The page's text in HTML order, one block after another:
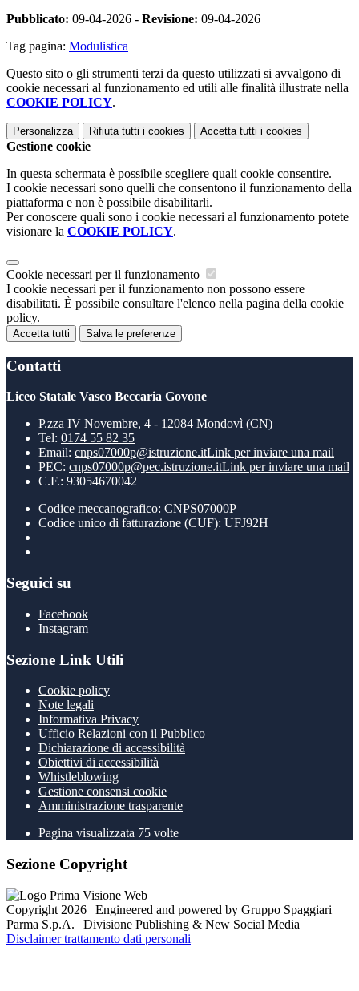
Pubblicato: 09-04-2026 - Revisione: 09-04-2026
Tag pagina: Modulistica
Questo sito o gli strumenti terzi da questo utilizzati si avvalgono di
cookie necessari al funzionamento ed utili alle finalità illustrate nella
COOKIE POLICY.
Personalizza Rifiuta tutti i cookies Accetta tutti i cookies
Gestione cookie
In questa schermata è possibile scegliere quali cookie consentire.
I cookie necessari sono quelli che consentono il funzionamento della
piattaforma e non è possibile disabilitarli.
Per conoscere quali sono i cookie necessari al funzionamento potete
visionare la COOKIE POLICY.
Cookie necessari per il funzionamento
I cookie necessari per il funzionamento non possono essere
disabilitati. È possibile consultare l'elenco nella pagina della cookie
policy.
Accetta tutti Salva le preferenze
Contatti
Liceo Statale Vasco Beccaria Govone
P.zza IV Novembre, 4 - 12084 Mondovì (CN)
Tel: 0174 55 82 35
Email: cnps07000p@istruzione.itLink per inviare una mail
PEC: cnps07000p@pec.istruzione.itLink per inviare una mail
C.F.: 93054670042
Codice meccanografico: CNPS07000P
Codice unico di fatturazione (CUF): UFJ92H
Seguici su
Facebook
Instagram
Sezione Link Utili
Cookie policy
Note legali
Informativa Privacy
Ufficio Relazioni con il Pubblico
Dichiarazione di accessibilità
Obiettivi di accessibilità
Whistleblowing
Gestione consensi cookie
Amministrazione trasparente
Pagina visualizzata 75 volte
Sezione Copyright
Copyright 2026 | Engineered and powered by Gruppo Spaggiari
Parma S.p.A. | Divisione Publishing & New Social Media
Disclaimer trattamento dati personali